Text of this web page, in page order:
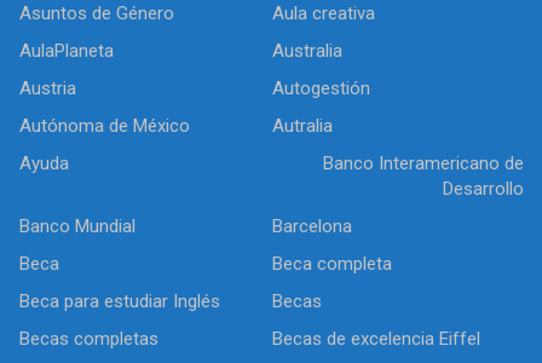
Asuntos de Género
Aula creativa
AulaPlaneta
Australia
Austria
Autogestión
Autónoma de México
Autralia
Ayuda
Banco Interamericano de
Desarrollo
Banco Mundial
Barcelona
Beca
Beca completa
Beca para estudiar Inglés
Becas
Becas completas
Becas de excelencia Eiffel